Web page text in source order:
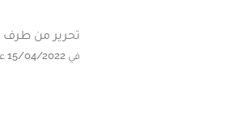
تحرير من طرف
في 15/04/2022 على الساعة 22:30